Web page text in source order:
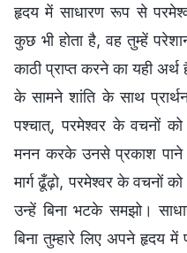
हृदय में साधारण रूप से
कुछ भी होता है, वह तुम्हें
काठी प्राप्त करने का यही
के सामने शांति के साथ
पश्चात्, परमेश्वर के वचनों
मनन करके उनसे प्रकाश पाने
मार्ग ढूँढ़ो, परमेश्वर के वचनों
उन्हें बिना भटके समझो।
बिना तुम्हारे लिए अपने हृदय